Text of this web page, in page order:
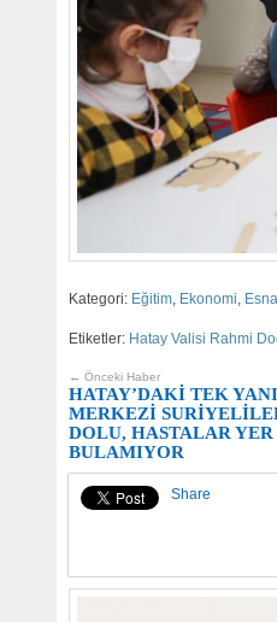
Kategori: Eğitim Ekonomi
Etiketler: Hatay Valisi Rahmi
← Önceki Haber
HATAY’DAKİ TEK
MERKEZİ
DOLU, HASTALAR YER
BULAMIYOR
Share